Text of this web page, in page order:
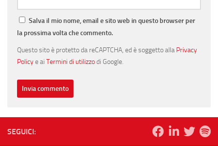
Salva il mio nome, email e sito web in questo browser per
la prossima volta che commento.
Questo sito è protetto da reCAPTCHA, ed è soggetto alla Privacy
Policye ai Termini di utilizzodi Google.
SEGUICI: